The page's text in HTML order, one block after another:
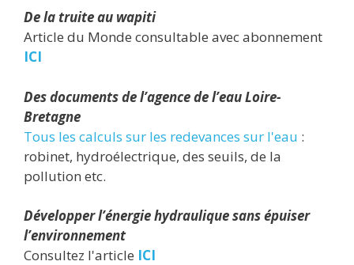
De la truite au wapiti
Article du Monde consultable avec abonnement
ICI
Des documents de l’agence de l’eau Loire-
Bretagne
Tous les calculs sur les redevances sur l'eau :
robinet, hydroélectrique, des seuils, de la
pollution etc.
Développer l’énergie hydraulique sans épuiser
l’environnement
Consultez l'article ICI